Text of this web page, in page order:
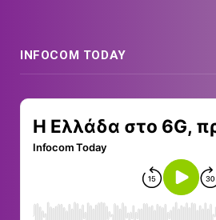
INFOCOM TODAY